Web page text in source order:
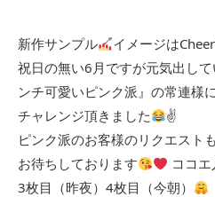
新作サンプル
イメージは
祝日の無い6月ですが元気出し
ンチ可愛いピンク派』の常連様
チャレンジ頂きました
✌
ピンク派のお客様のリクエストも
お待ちしております
ココ
3枚目（昨夜）4枚目（今朝）